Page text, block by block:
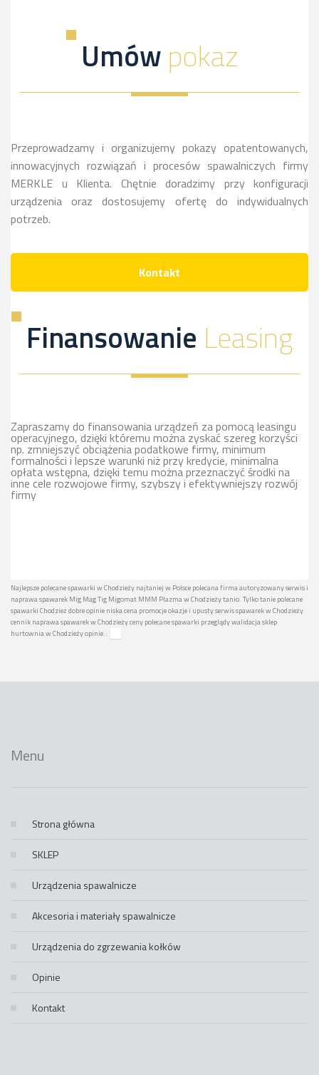
więcej
sie
więcej
dowiesz
sie
Umówpokaz
Przeprowadzamy i organizujemy pokazy opatentowanych,
innowacyjnych rozwiązań i procesów spawalniczych firmy
MERKLE u Klienta. Chętnie doradzimy przy konfiguracji
urządzenia oraz dostosujemy ofertę do indywidualnych
potrzeb.
Kontakt
Finansowanie Leasing
Zapraszamy do finansowania urządzeń za pomocą leasingu
operacyjnego, dzięki któremu można zyskać szereg korzyści
np. zmniejszyć obciążenia podatkowe firmy, minimum
formalności i lepsze warunki niż przy kredycie, minimalna
opłata wstępna, dzięki temu można przeznaczyć środki na
inne cele rozwojowe firmy, szybszy i efektywniejszy rozwój
firmy
Najlepsze polecane spawarki w Chodzieży najtaniej w Polsce polecana firma autoryzowany serwis i
naprawa spawarek Mig Mag Tig Migomat MMM Plazma w Chodzieży tanio. Tylko tanie polecane
spawarki Chodzież dobre opinie niska cena promocje okazje i upusty serwis spawarek w Chodzieży
cennik naprawa spawarek w Chodzieży ceny polecane spawarki przeglądy walidacja sklep
hurtownia w Chodzieży opinie.:
Menu
Strona główna
SKLEP
Urządzenia spawalnicze
Akcesoria i materiały spawalnicze
Urządzenia do zgrzewania kołków
Opinie
Kontakt